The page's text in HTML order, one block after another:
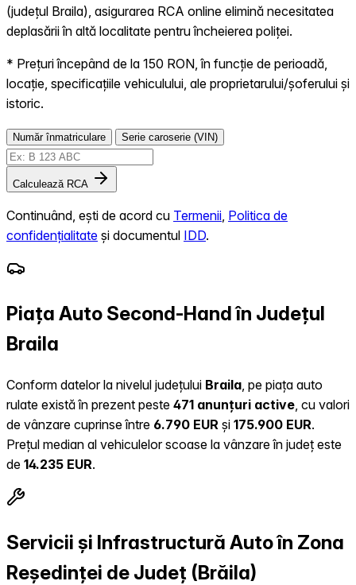
(județul Braila), asigurarea RCA online elimină necesitatea
deplasării în altă localitate pentru încheierea poliței.
* Prețuri începând de la 150 RON, în funcție de perioadă,
locație, specificațiile vehiculului, ale proprietarului/șoferului și
istoric.
Număr înmatriculare Serie caroserie (VIN)
Calculează RCA
Continuând, ești de acord cu Termenii Politica de
confidențialitate și documentul IDD.
Piața Auto Second-Hand în Județul
Braila
Conform datelor la nivelul județului Braila , pe piața auto
rulate există în prezent peste 471 anunțuri active , cu valori
de vânzare cuprinse între 6.790 EUR și 175.900 EUR.
Prețul median al vehiculelor scoase la vânzare în județ este
de 14.235 EUR.
Servicii și Infrastructură Auto în Zona
Reședinței de Județ (Brăila)